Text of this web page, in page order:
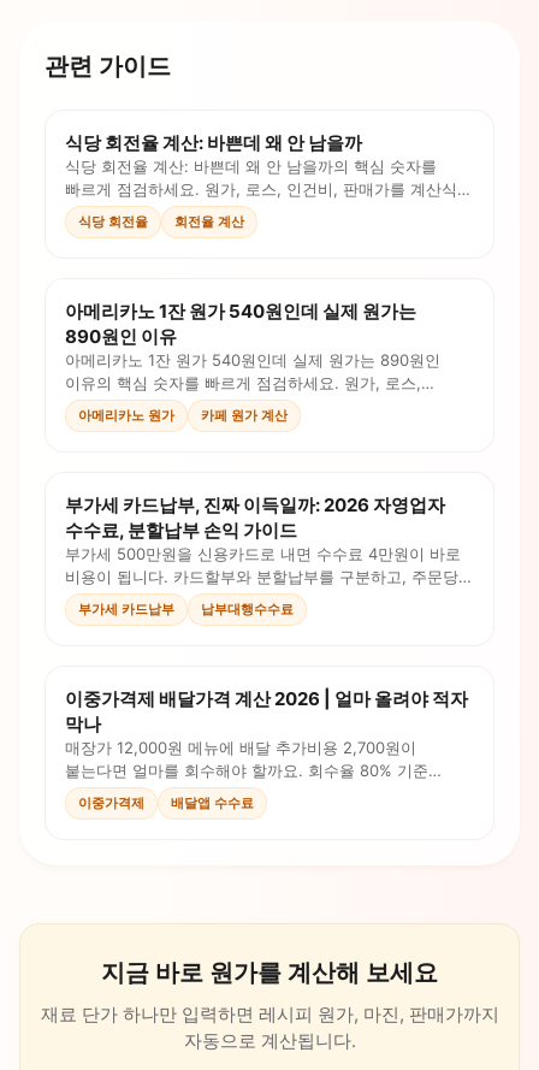
관련 가이드
식당 회전율 계산: 바쁜데 왜 안 남을까
식당 회전율 계산: 바쁜데 왜 안 남을까의 핵심 숫자를
빠르게 점검하세요. 원가, 로스, 인건비, 판매가를 계산식과
체크리스트로 확인합니다.
식당 회전율 회전율 계산
아메리카노 1잔 원가 540원인데 실제 원가는
890원인 이유
아메리카노 1잔 원가 540원인데 실제 원가는 890원인
이유의 핵심 숫자를 빠르게 점검하세요. 원가, 로스,
인건비, 판매가를 계산식과 체크리스트로 확인합니다.
아메리카노 원가 카페 원가 계산
부가세 카드납부, 진짜 이득일까: 2026 자영업자
수수료, 분할납부 손익 가이드
부가세 500만원을 신용카드로 내면 수수료 4만원이 바로
비용이 됩니다. 카드할부와 분할납부를 구분하고, 주문당
비용까지 계산해 현금흐름을 판단하세요.
부가세 카드납부 납부대행수수료
이중가격제 배달가격 계산 2026 | 얼마 올려야 적자
막나
매장가 12,000원 메뉴에 배달 추가비용 2,700원이
붙는다면 얼마를 회수해야 할까요. 회수율 80% 기준
배달가 14,200원 계산법을 정리했습니다.
이중가격제 배달앱 수수료
지금 바로 원가를 계산해 보세요
재료 단가 하나만 입력하면 레시피 원가, 마진, 판매가까지
자동으로 계산됩니다.